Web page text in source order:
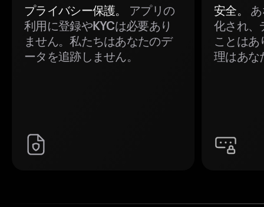
プライバシー保護。
アプリの
利用に登録やKYCは必要あり
ません。私たちはあなたのデ
ータを追跡しません。
安全。
化され、
ことはあ
理はあな